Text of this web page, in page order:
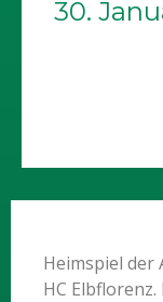
30.
Heimspiel der
HC